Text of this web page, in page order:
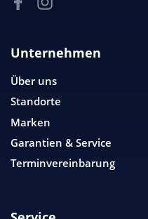
Unternehmen
Über uns
Standorte
Marken
Garantien & Service
Terminvereinbarung